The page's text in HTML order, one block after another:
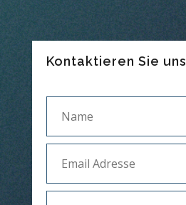
Kontaktieren Sie uns